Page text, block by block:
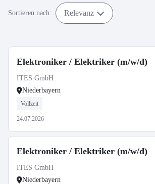
Sortieren nach: Relevanz
Elektroniker / Elektriker (m/w/d)
ITES GmbH
Niederbayern
Vollzeit
24.07.2026
Elektroniker / Elektriker (m/w/d)
ITES GmbH
Niederbayern